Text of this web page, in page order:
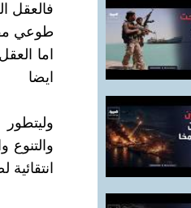
فالعقل
طوعي
اما
ايضا
والتنوع